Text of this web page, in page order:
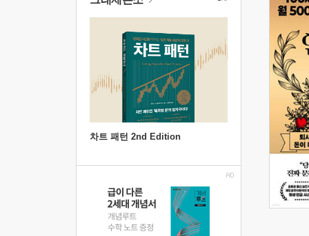
차트 패턴 2nd Edition